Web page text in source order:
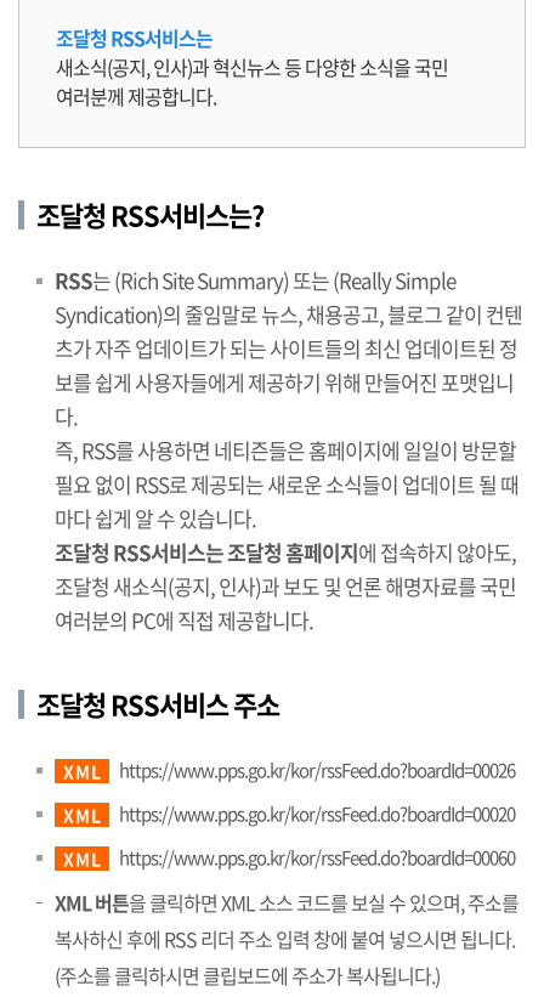
조달청 RSS서비스는
새소식(공지, 인사)과 혁신뉴스 등 다양한 소식을 국민
여러분께 제공합니다.
조달청 RSS서비스는?
RSS는 (Rich Site Summary) 또는 (Really Simple
Syndication)의 줄임말로 뉴스, 채용공고, 블로그 같이 컨텐
츠가 자주 업데이트가 되는 사이트들의 최신 업데이트된 정
보를 쉽게 사용자들에게 제공하기 위해 만들어진 포맷입니
다.
즉, RSS를 사용하면 네티즌들은 홈페이지에 일일이 방문할
필요 없이 RSS로 제공되는 새로운 소식들이 업데이트 될 때
마다 쉽게 알 수 있습니다.
조달청 RSS서비스는 조달청 홈페이지에 접속하지 않아도,
조달청 새소식(공지, 인사)과 보도 및 언론 해명자료를 국민
여러분의 PC에 직접 제공합니다.
조달청 RSS서비스 주소
XML https://www.pps.go.kr/kor/rssFeed.do?boardId=00026
XML https://www.pps.go.kr/kor/rssFeed.do?boardId=00020
XML https://www.pps.go.kr/kor/rssFeed.do?boardId=00060
XML 버튼을 클릭하면 XML 소스 코드를 보실 수 있으며, 주소를
복사하신 후에 RSS 리더 주소 입력 창에 붙여 넣으시면 됩니다.
(주소를 클릭하시면 클립보드에 주소가 복사됩니다.)